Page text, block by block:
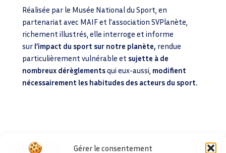
Gérer le consentement
Réalisée par le Musée National du Sport, en
partenariat avec MAIF et l’association SVPlanète,
richement illustrés, elle interroge et informe
sur l’impact du sport sur notre planète, rendue
particulièrement vulnérable et sujette à de
nombreux dérèglementsqui eux-aussi, modifient
nécessairement les habitudes des acteurs du sport.